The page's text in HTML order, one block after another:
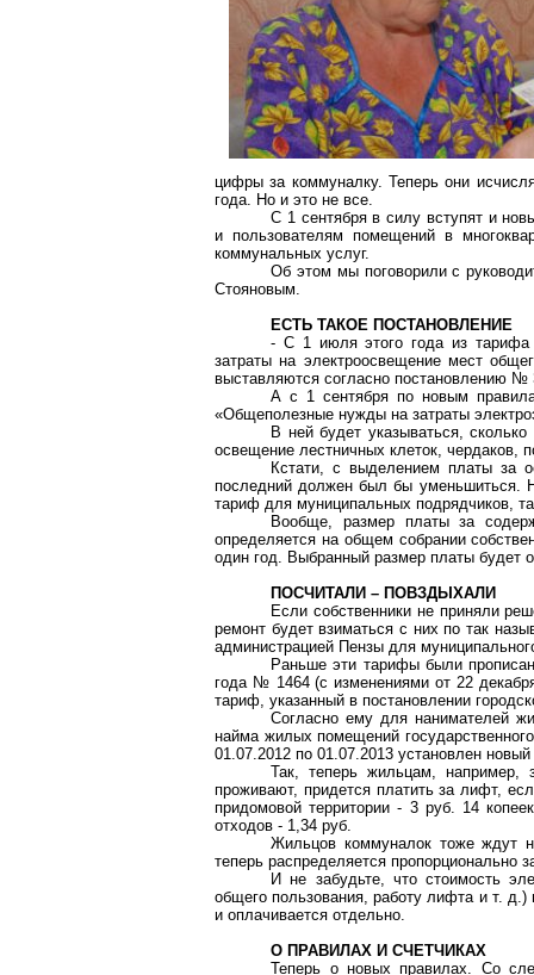
цифры за коммуналку. Теперь они
года. Но и это не все.
С 1 сентября в силу вступят и
и пользователям помещений в
коммунальных услуг.
Об этом мы поговорили с
Стояновым.
ЕСТЬ ТАКОЕ ПОСТАНОВЛЕНИЕ
- С 1 июля этого года из тарифа
затраты на электроосвещение мест
выставляются согласно постановлению №
А с 1 сентября по новым
«Общеполезные нужды на затраты
В ней будет указываться,
освещение лестничных клеток, чердаков,
Кстати, с выделением платы за
последний должен был бы уменьшиться.
тариф для муниципальных подрядчиков,
Вообще, размер платы за
определяется на общем собрании
один год. Выбранный размер платы будет
ПОСЧИТАЛИ – ПОВЗДЫХАЛИ
Если собственники не приняли
ремонт будет взиматься с них по так
администрацией Пензы для
Раньше эти тарифы были
года № 1464 (с изменениями от 22
тариф, указанный в постановлении
Согласно ему для нанимателей
найма жилых помещений
01.07.2012 по 01.07.2013 установлен
Так, теперь жильцам,
проживают, придется платить за лифт,
придомовой территории - 3 руб. 14
отходов - 1,34 руб.
Жильцов коммуналок тоже ждут
теперь распределяется пропорционально
И не забудьте, что стоимость
общего пользования, работу лифта и т.
и оплачивается отдельно.
О ПРАВИЛАХ И СЧЕТЧИКАХ
Теперь о новых правилах. Со